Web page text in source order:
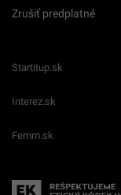
Zrušiť predplatné
Startitup.sk
Interez.sk
Femm.sk